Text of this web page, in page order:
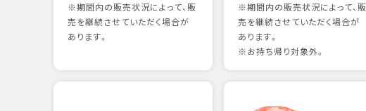
※期間内の販売状況によって、販
売を継続させていただく場合が
あります。
※期間内の販売状況によって、販
売を継続させていただく場合が
あります。
※お持ち帰り対象外。